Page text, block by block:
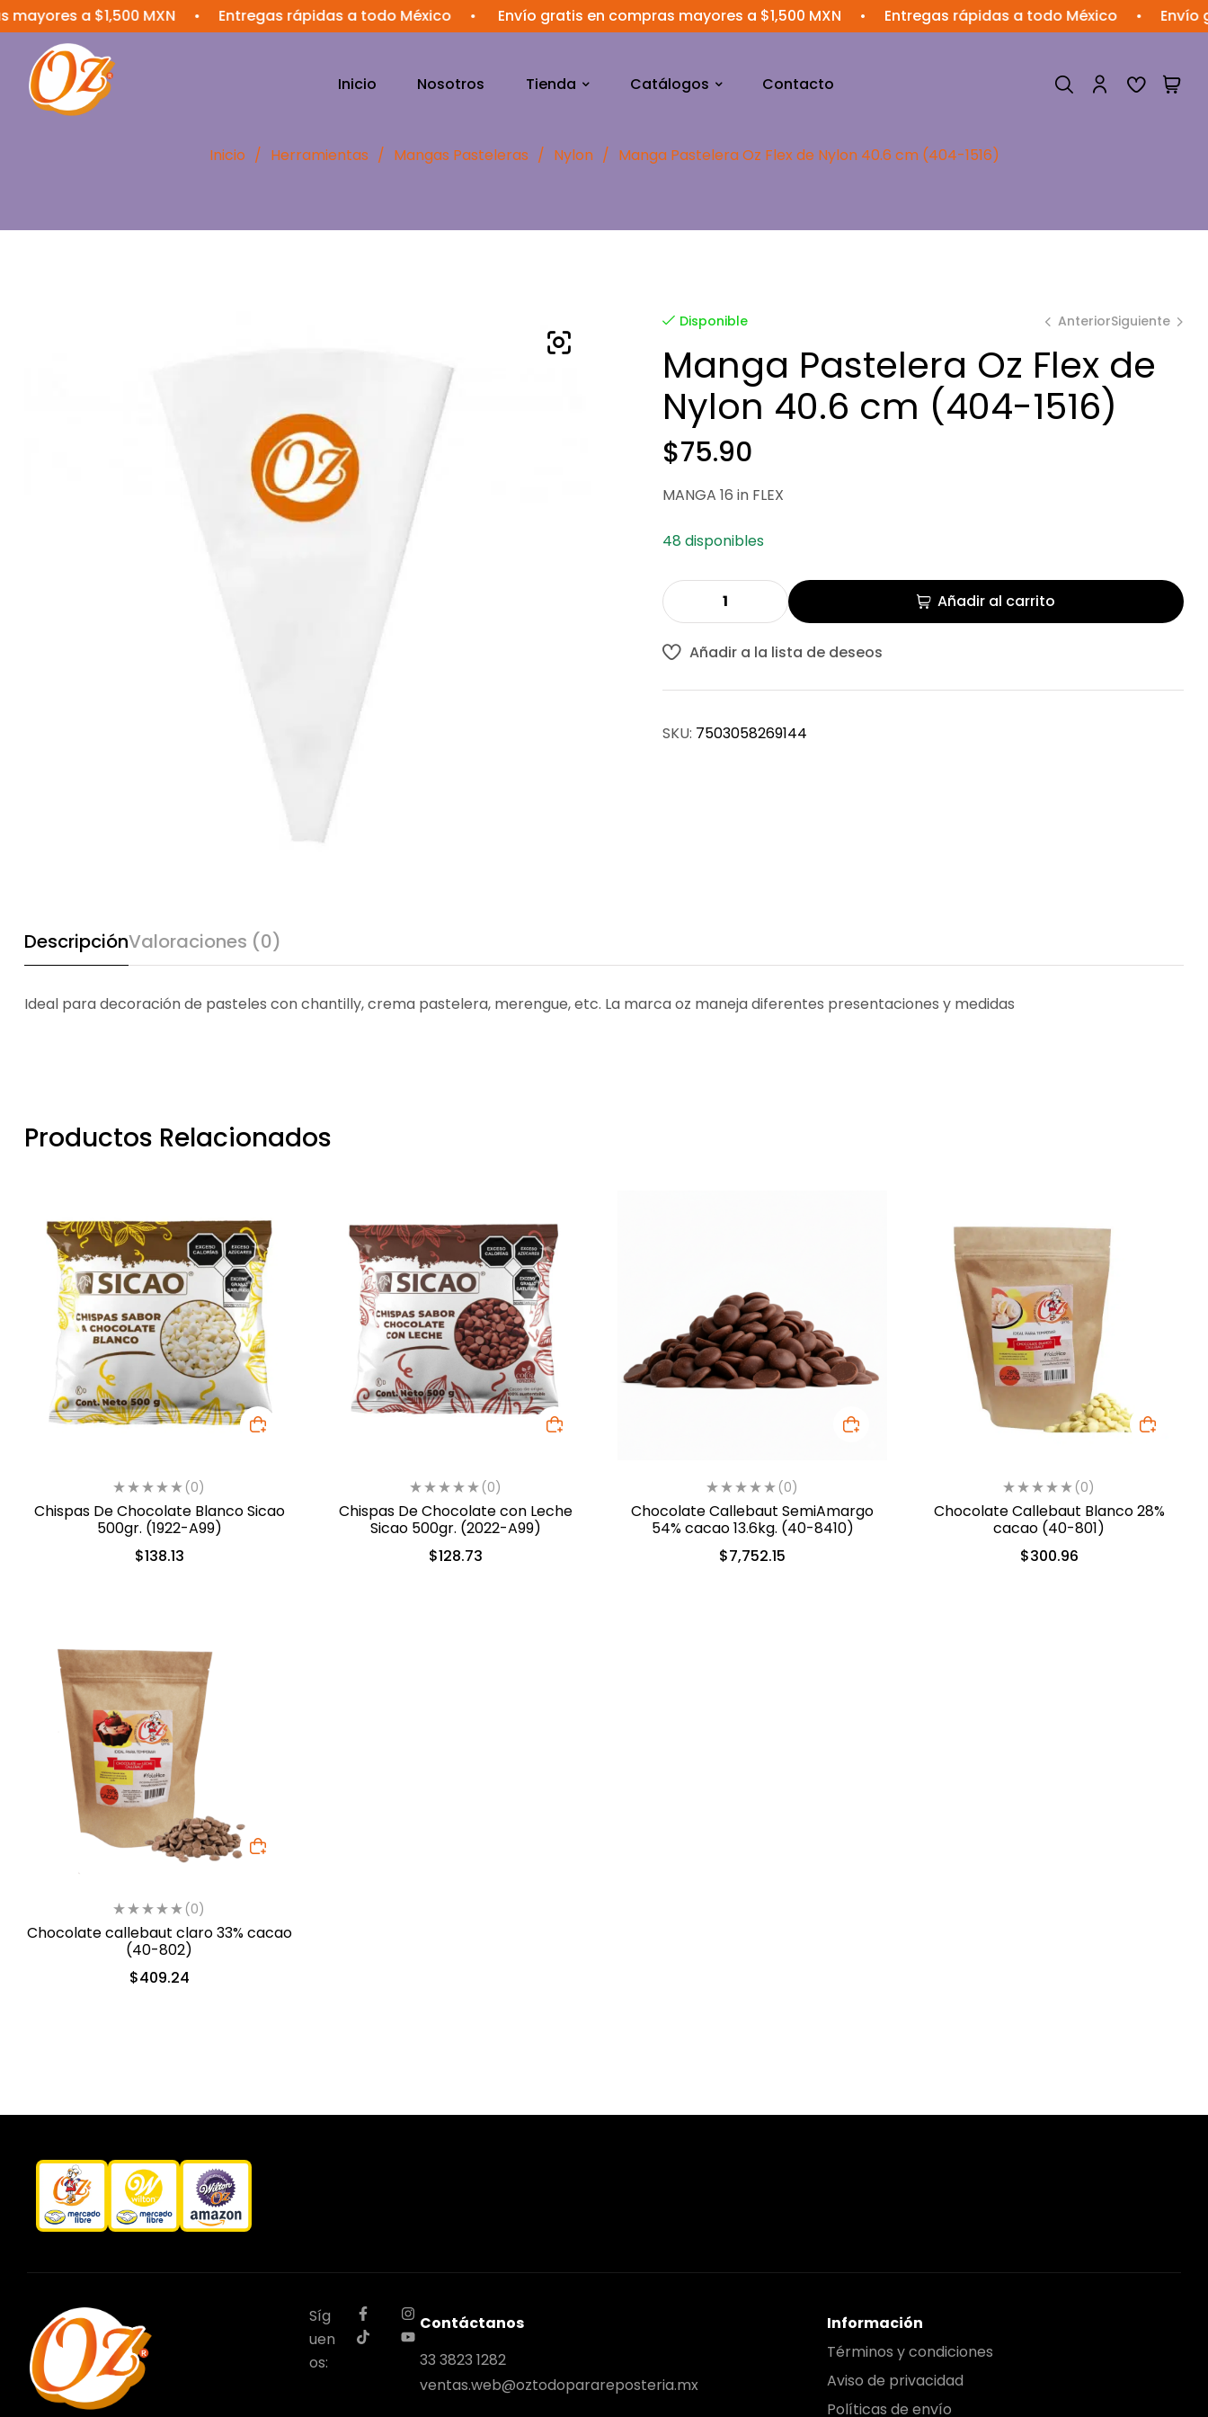
a $1,500 MXN • Entregas rápidas a todo México • Envío gratis en compras mayores a $1,500 MXN • Entregas rápidas a todo México • Envío gratis
Inicio Nosotros Tienda Catálogos Contacto
Inicio / Herramientas / Mangas Pasteleras / Nylon / Manga Pastelera Oz Flex de Nylon 40.6 cm (404-1516)
Disponible Anterior
$ 64.86
Siguiente
$ 88.13
Manga Pastelera Oz Flex de
Nylon 40.6 cm (404-1516)
$75.90
MANGA 16 in FLEX
48 disponibles
Añadir al carrito
Añadir a la lista de deseos
SKU: 7503058269144
DescripciónValoraciones (0)
Ideal para decoración de pasteles con chantilly, crema pastelera, merengue, etc. La marca oz maneja diferentes presentaciones y medidas
Productos Relacionados
(0)
Chispas De Chocolate Blanco Sicao
500gr. (1922-A99)
$138.13
(0)
Chispas De Chocolate con Leche
Sicao 500gr. (2022-A99)
$128.73
(0)
Chocolate Callebaut SemiAmargo
54% cacao 13.6kg. (40-8410)
$7,752.15
(0)
Chocolate Callebaut Blanco 28%
cacao (40-801)
$300.96
(0)
Chocolate callebaut claro 33% cacao
(40-802)
$409.24
Síg
uen
os:
Contáctanos
33 3823 1282
ventas.web@oztodoparareposteria.mx
Información
Términos y condiciones
Aviso de privacidad
Políticas de envío